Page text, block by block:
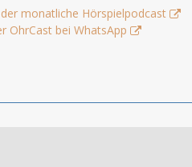
monatliche Hörspielpodcast
OhrCast bei WhatsApp